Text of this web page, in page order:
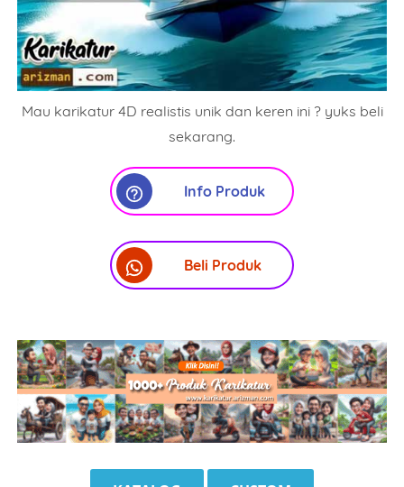
Mau karikatur 4D realistis unik dan keren ini ? yuks beli
sekarang.
Info Produk
Beli Produk